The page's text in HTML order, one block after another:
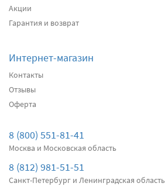
Подробнее
Подробнее
Передние дворники
Акции
Гарантия и возврат
Интернет-магазин
Контакты
Отзывы
Оферта
8 (800) 551-81-41
Москва и Московская область
8 (812) 981-51-51
Санкт-Петербург и Ленинградская область